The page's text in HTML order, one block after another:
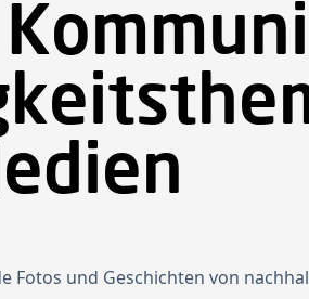
und Geschichten von